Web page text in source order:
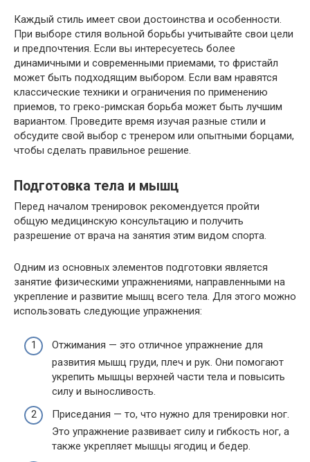
Каждый стиль имеет свои достоинства и особенности.
При выборе стиля вольной борьбы учитывайте свои цели
и предпочтения. Если вы интересуетесь более
динамичными и современными приемами, то фристайл
может быть подходящим выбором. Если вам нравятся
классические техники и ограничения по применению
приемов, то греко-римская борьба может быть лучшим
вариантом. Проведите время изучая разные стили и
обсудите свой выбор с тренером или опытными борцами,
чтобы сделать правильное решение.
Подготовка тела и мышц
Перед началом тренировок рекомендуется пройти
общую медицинскую консультацию и получить
разрешение от врача на занятия этим видом спорта.
Одним из основных элементов подготовки является
занятие физическими упражнениями, направленными на
укрепление и развитие мышц всего тела. Для этого можно
использовать следующие упражнения:
Отжимания — это отличное упражнение для
развития мышц груди, плеч и рук. Они помогают
укрепить мышцы верхней части тела и повысить
силу и выносливость.
Приседания — то, что нужно для тренировки ног.
Это упражнение развивает силу и гибкость ног, а
также укрепляет мышцы ягодиц и бедер.